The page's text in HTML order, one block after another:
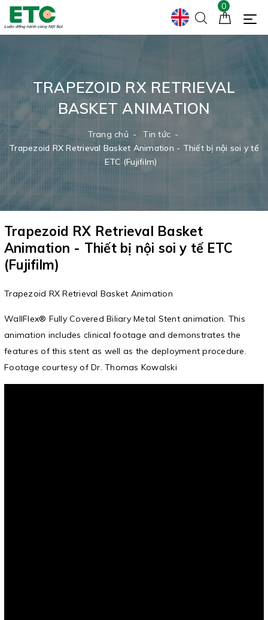
0
TRAPEZOID RX RETRIEVAL
BASKET ANIMATION
Trang chủ
Tin tức
Trapezoid RX Retrieval Basket Animation - Thiết bị nội soi y tế
ETC (Fujifilm)
Trapezoid RX Retrieval Basket
Animation - Thiết bị nội soi y tế ETC
(Fujifilm)
Trapezoid RX Retrieval Basket Animation
WallFlex® Fully Covered Biliary Metal Stent animation. This
animation includes clinical footage and demonstrates the
features of this stent as well as the deployment procedure.
Footage courtesy of Dr. Thomas Kowalski